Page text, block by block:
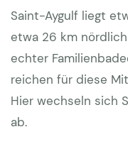
Saint-Aygulf liegt
etwa 26 km
echter
reichen für diese
Hier wechseln sich
ab.